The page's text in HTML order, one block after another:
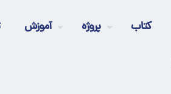
کتاب پروژه آموزش